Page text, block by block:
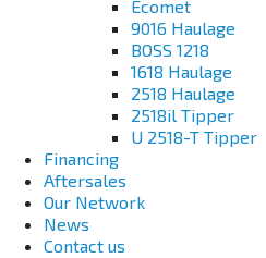
Ecomet
9016 Haulage
BOSS 1218
1618 Haulage
2518 Haulage
2518il Tipper
U 2518-T Tipper
Financing
Aftersales
Our Network
News
Contact us